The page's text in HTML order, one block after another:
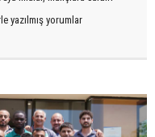
yazılmış yorumlar